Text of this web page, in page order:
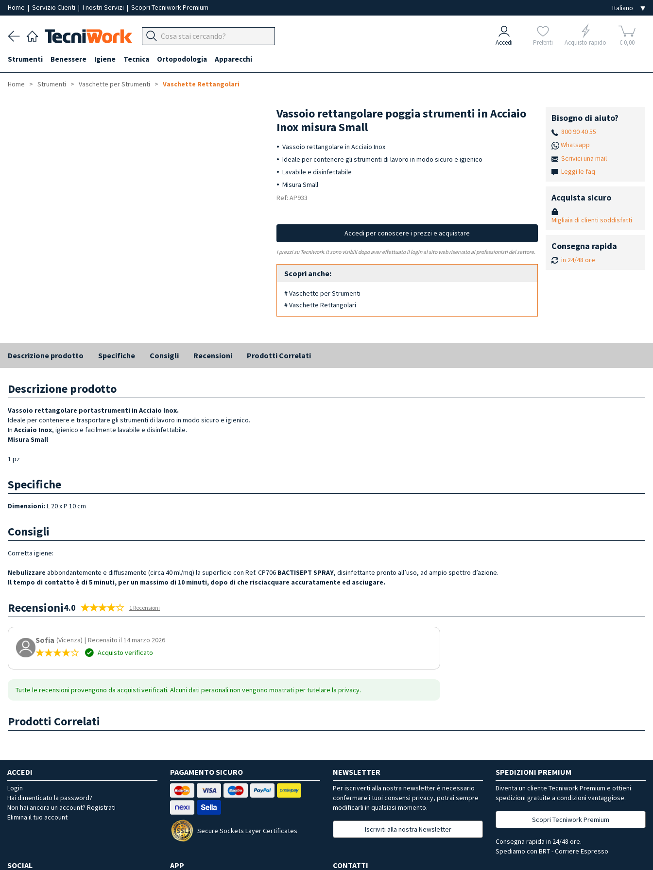
Home | Servizio Clienti | I nostri Servizi | Scopri Tecniwork Premium
Accedi Preferiti Acquisto rapido € 0,00
Strumenti Benessere Igiene Tecnica Ortopodologia Apparecchi
Home Strumenti Vaschette per Strumenti Vaschette Rettangolari
Vassoio rettangolare poggia strumenti in Acciaio
Inox misura Small
Vassoio rettangolare in Acciaio Inox
Ideale per contenere gli strumenti di lavoro in modo sicuro e igienico
Lavabile e disinfettabile
Misura Small
Ref: AP933
Accedi per conoscere i prezzi e acquistare
I prezzi su Tecniwork.it sono visibili dopo aver effettuato il login al sito web riservato ai professionisti del settore.
Scopri anche:
# Vaschette per Strumenti
# Vaschette Rettangolari
Bisogno di aiuto?
800 90 40 55
Whatsapp
Scrivici una mail
Leggi le faq
Acquista sicuro
Migliaia di clienti soddisfatti
Consegna rapida
in 24/48 ore
Descrizione prodotto Specifiche Consigli Recensioni Prodotti Correlati
Descrizione prodotto
Vassoio rettangolare portastrumenti in Acciaio Inox.
Ideale per contenere e trasportare gli strumenti di lavoro in modo sicuro e igienico.
In Acciaio Inox, igienico e facilmente lavabile e disinfettabile.
Misura Small
1 pz
Specifiche
Dimensioni: L 20 x P 10 cm
Consigli
Corretta igiene:
Nebulizzare abbondantemente e diffusamente (circa 40 ml/mq) la superficie con Ref. CP706 BACTISEPT SPRAY, disinfettante pronto all’uso, ad ampio spettro d’azione.
Il tempo di contatto è di 5 minuti, per un massimo di 10 minuti, dopo di che risciacquare accuratamente ed asciugare.
Recensioni4.0 1 Recensioni
Sofia (Vicenza) | Recensito il 14 marzo 2026
Acquisto verificato
Tutte le recensioni provengono da acquisti verificati. Alcuni dati personali non vengono mostrati per tutelare la privacy.
Prodotti Correlati
ACCEDI
Login
Hai dimenticato la password?
Non hai ancora un account? Registrati
Elimina il tuo account
PAGAMENTO SICURO
Secure Sockets Layer Certificates
NEWSLETTER
Per iscriverti alla nostra newsletter è necessario
confermare i tuoi consensi privacy, potrai sempre
modificarli in qualsiasi momento.
Iscriviti alla nostra Newsletter
SPEDIZIONI PREMIUM
Diventa un cliente Tecniwork Premium e ottieni
spedizioni gratuite a condizioni vantaggiose.
Scopri Tecniwork Premium
Consegna rapida in 24/48 ore.
Spediamo con BRT - Corriere Espresso
SOCIAL APP CONTATTI